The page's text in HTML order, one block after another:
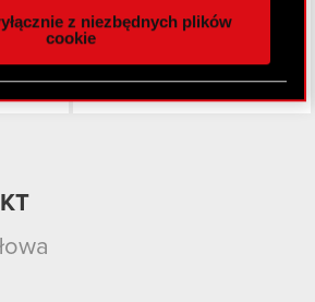
udostępniamy partnerom
te informacje z innymi
od Ciebie lub uzyskanymi
z niezbędnych plików
cookie